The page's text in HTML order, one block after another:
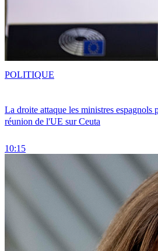
La droite attaque les ministres espagnols
réunion de l'UE sur Ceuta
10:15
POLITIQUE